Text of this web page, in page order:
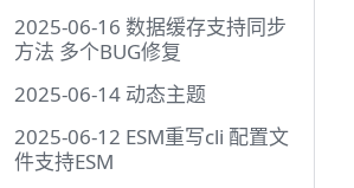
2025-06-16 数据缓存支持同步
方法 多个BUG修复
2025-06-14 动态主题
2025-06-12 ESM重写cli 配置文
件支持ESM